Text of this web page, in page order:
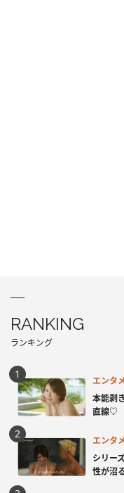
RANKING
ランキング
エンタ
本能剥
直線♡
エンタ
シリー
性が沼